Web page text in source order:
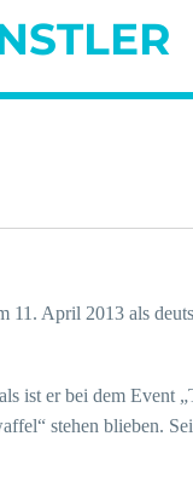
April 2013 als
ist er bei dem Event
stehen blieben.